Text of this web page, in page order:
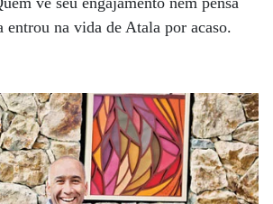
entrou na vida de Atala por acaso.